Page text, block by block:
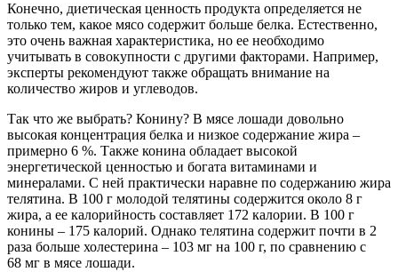
Конечно, диетическая ценность продукта определяется не
только тем, какое мясо содержит больше белка. Естественно,
это очень важная характеристика, но ее необходимо
учитывать в совокупности с другими факторами. Например,
эксперты рекомендуют также обращать внимание на
количество жиров и углеводов.
Так что же выбрать? Конину? В мясе лошади довольно
высокая концентрация белка и низкое содержание жира –
примерно 6 %. Также конина обладает высокой
энергетической ценностью и богата витаминами и
минералами. С ней практически наравне по содержанию жира
телятина. В 100 г молодой телятины содержится около 8 г
жира, а ее калорийность составляет 172 калории. В 100 г
конины – 175 калорий. Однако телятина содержит почти в 2
раза больше холестерина – 103 мг на 100 г, по сравнению с
68 мг в мясе лошади.